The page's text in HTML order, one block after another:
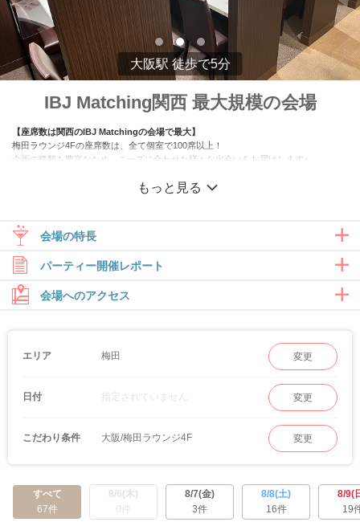
大阪駅 徒歩で5分
IBJ Matching関西 最大規模の会場
【座席数は関西のIBJ Matchingの会場で最大】
梅田ラウンジ4Fの座席数は、全て個室で100席以上！
企画の種類も豊富なため、ニーズに合わせた様々な出会いをお届けします♪
【会場の周辺には商業施設が多数！】もっと見る
会場の特長
少人数から大人数まで、出会いの数を選べる
茶色を基調としたスタイリッシュな内装で少しオトナな出会いをご提
JR大阪駅桜橋出口より徒歩5分
地下鉄西梅田駅10番出口より徒歩1分。だから兵庫・京都・滋賀・奈良・
…もっと見る
パーティー開催レポート
2026/07/19（日）
会場へのアクセス
エリア 梅田 変更
日付 指定されていません 変更
こだわり条件 大阪/梅田ラウンジ4F 変更
すべて
67件
8/6(木)
0件
8/7(金)
3件
8/8(土)
16件
8/9(
19